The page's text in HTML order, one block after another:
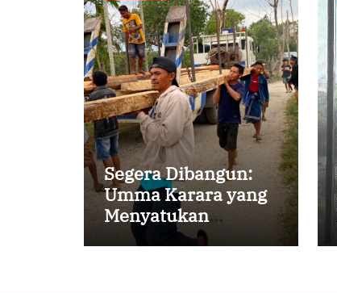
Segera Dibangun:
Umma Karara yang
Menyatukan
Kembali